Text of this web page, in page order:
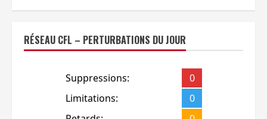
RÉSEAU CFL – PERTURBATIONS DU JOUR